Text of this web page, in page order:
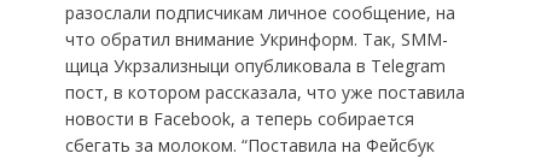
разослали подписчикам личное сообщение, на
что обратил внимание Укринформ. Так, SММ-
щица Укрзализныци опубликовала в Telegram
пост, в котором рассказала, что уже поставила
новости в Facebook, а теперь собирается
сбегать за молоком. “Поставила на Фейсбук